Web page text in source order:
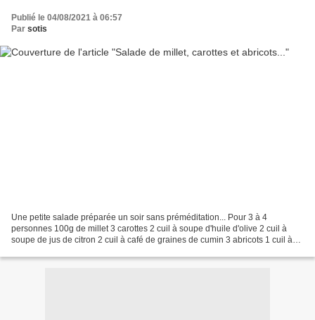
Publié le 04/08/2021 à 06:57
Par sotis
Une petite salade préparée un soir sans préméditation... Pour 3 à 4
personnes 100g de millet 3 carottes 2 cuil à soupe d'huile d'olive 2 cuil à
soupe de jus de citron 2 cuil à café de graines de cumin 3 abricots 1 cuil à